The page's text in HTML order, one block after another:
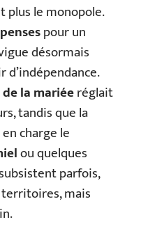
plus le monopole.
pour un
désormais
la mariéeréglait
tandis que la
charge le
ou quelques
parfois,
mais